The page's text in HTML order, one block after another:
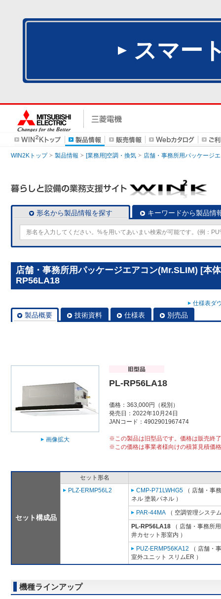
スマー
WIN2Kトップ 製品情報 [業務用]空調・換気 店舗・事務所用パッケージ
形名から製品情報を探す キーワードから製品情
店舗・事務所用パッケージエアコン(Mr.SLIM) [本
RP56LA18
仕様表ダ
製品概要 技術資料 仕様表 別売品
画像拡大
PL-RP56LA18
価格：363,000円（税別）
発売日：2022年10月24日
JANコード：4902901967474
※この製品は旧型品です。価格は販売終
※この価格は事業者様向けの積算見積価
セット構成品
セット形名
PLZ-ERMP56L2
CMP-P71LWHG5 （ 店舗・事
ネル 塗装パネル ）
PAR-44MA （ 空調管理システ
PL-RP56LA18 （ 店舗・事務所
井カセット形室内 ）
PUZ-ERMP56KA12 （ 店舗・
室外ユニット スリムER ）
機種ラインアップ